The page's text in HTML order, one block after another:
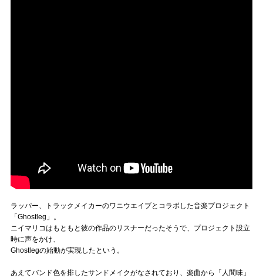
ラッパー、トラックメイカーのワニウエイブとコラボした音楽プロジェクト
「Ghostleg」。
ニイマリコはもともと彼の作品のリスナーだったそうで、プロジェクト設立
時に声をかけ、
Ghostlegの始動が実現したという。
あえてバンド色を排したサンドメイクがなされており、楽曲から「人間味」